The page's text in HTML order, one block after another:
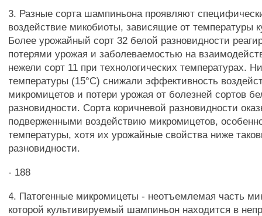
3. Разные сорта шампиньона проявляют
воздействие микобиоты, зависящие от температуры
Более урожайный сорт 32 белой разновидности
потерями урожая и заболеваемостью на
нежели сорт 11 при технологических температурах.
температуры (15°С) снижали эффективность
микромицетов и потери урожая от болезней сортов
разновидности. Сорта коричневой разновидности
подверженными воздействию микромицетов,
температуры, хотя их урожайные свойства ниже
разновидности.
- 188
4. Патогенные микромицеты - неотъемлемая часть
которой культивируемый шампиньон находится в